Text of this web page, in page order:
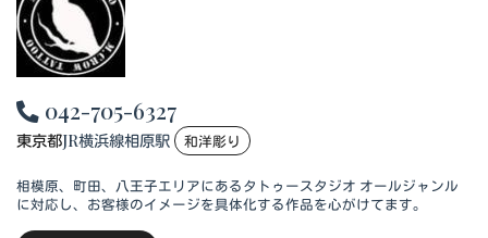
042-705-6327
東京都JR横浜線相原駅 和洋彫り
相模原、町田、八王子エリアにあるタトゥースタジオ オールジャンル
に対応し、お客様のイメージを具体化する作品を心がけてます。